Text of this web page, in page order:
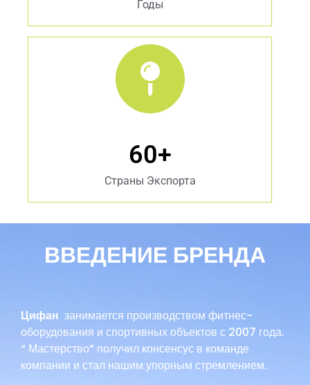
Годы
Страны Экспорта
60+
ВВЕДЕНИЕ БРЕНДА
Цифан занимается производством фитнес-
оборудования и спортивных объектов с 2007 года.
“ Мастерство” получил консенсус в команде
компании и стал нашим упорным стремлением.